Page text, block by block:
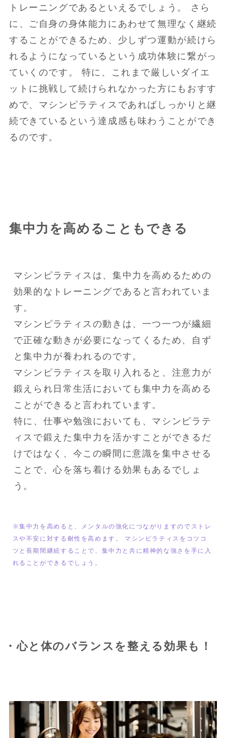
トレーニングであるといえるでしょう。 さら
に、ご自身の身体能力にあわせて無理なく継続
することができるため、少しずつ運動が続けら
れるようになっているという成功体験に繋がっ
ていくのです。 特に、これまで厳しいダイエ
ットに挑戦して続けられなかった方にもおすす
めで、マシンピラティスであればしっかりと継
続できているという達成感も味わうことができ
るのです。
集中力を高めることもできる
マシンピラティスは、集中力を高めるための
効果的なトレーニングであると言われていま
す。
マシンピラティスの動きは、一つ一つが繊細
で正確な動きが必要になってくるため、自ず
と集中力が養われるのです。
マシンピラティスを取り入れると、注意力が
鍛えられ日常生活においても集中力を高める
ことができると言われています。
特に、仕事や勉強においても、マシンピラテ
ィスで鍛えた集中力を活かすことができるだ
けではなく、今この瞬間に意識を集中させる
ことで、心を落ち着ける効果もあるでしょ
う。
※集中力を高めると、メンタルの強化につながりますのでストレ
スや不安に対する耐性を高めます。 マシンピラティスをコツコ
ツと長期間継続することで、集中力と共に精神的な強さを手に入
れることができるでしょう。
・心と体のバランスを整える効果も！